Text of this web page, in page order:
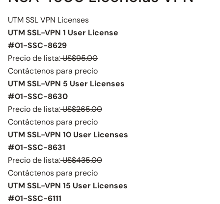
UTM SSL VPN Licenses
UTM SSL-VPN 1 User License
#01-SSC-8629
Precio de lista:US$95.00
Contáctenos para precio
UTM SSL-VPN 5 User Licenses
#01-SSC-8630
Precio de lista:US$265.00
Contáctenos para precio
UTM SSL-VPN 10 User Licenses
#01-SSC-8631
Precio de lista:US$435.00
Contáctenos para precio
UTM SSL-VPN 15 User Licenses
#01-SSC-6111